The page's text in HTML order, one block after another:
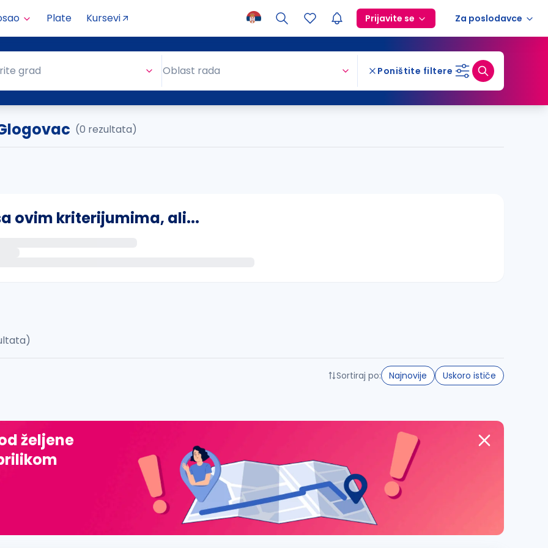
Plate Kursevi Prijavite se Za poslodavce
grad Oblast rada Poništite filtere
(0 rezultata)
ovim kriterijumima, ali...
đ, ž, dž)
Sortiraj po: Najnovije Uskoro ističe
željene